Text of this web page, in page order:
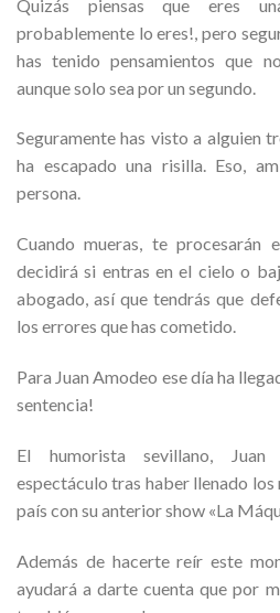
Quizás piensas que eres
probablemente lo eres!, pero
has tenido pensamientos que
aunque solo sea por un segundo.
Seguramente has visto a alguien
ha escapado una risilla. Eso,
persona.
Cuando mueras, te
decidirá si entras en el cielo o
abogado, así que tendrás que
los errores que has cometido.
Para Juan Amodeo ese día ha
sentencia!
El humorista sevillano,
espectáculo tras haber llenado
país con su anterior show «La
Además de hacerte reír este
ayudará a darte cuenta que por